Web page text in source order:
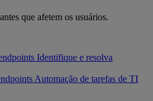
que afetem os usuários.
Identifique e resolva
Automação de tarefas de TI